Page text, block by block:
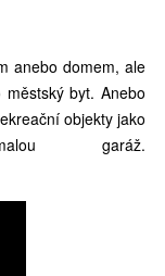
anebo domem, ale
byt. Anebo
objekty jako
garáž.